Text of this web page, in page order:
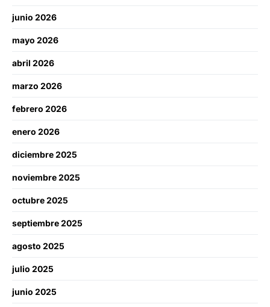
junio 2026
mayo 2026
abril 2026
marzo 2026
febrero 2026
enero 2026
diciembre 2025
noviembre 2025
octubre 2025
septiembre 2025
agosto 2025
julio 2025
junio 2025